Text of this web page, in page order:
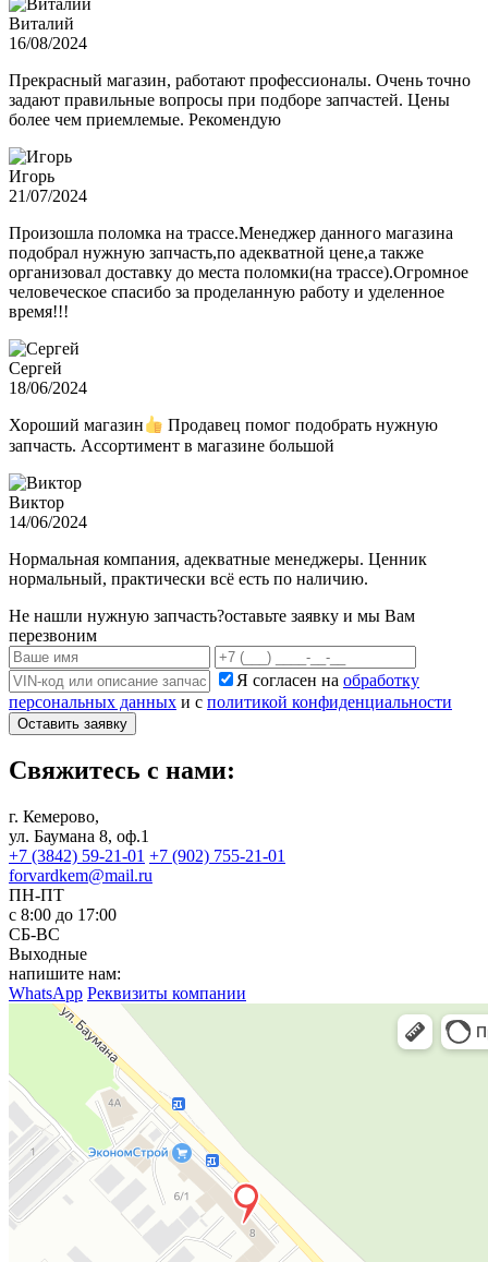
Виталий
16/08/2024
Прекрасный магазин, работают профессионалы. Очень точно
задают правильные вопросы при подборе запчастей. Цены
более чем приемлемые. Рекомендую
Игорь
21/07/2024
Произошла поломка на трассе.Менеджер данного магазина
подобрал нужную запчасть,по адекватной цене,а также
организовал доставку до места поломки(на трассе).Огромное
человеческое спасибо за проделанную работу и уделенное
время!!!
Сергей
18/06/2024
Хороший магазин
Продавец помог подобрать нужную
запчасть. Ассортимент в магазине большой
Виктор
14/06/2024
Нормальная компания, адекватные менеджеры. Ценник
нормальный, практически всё есть по наличию.
Не нашли нужную запчасть?оставьте заявку и мы Вам
перезвоним
Я согласен на обработку
персональных данных и с политикой конфиденциальности
Оставить заявку
Свяжитесь с нами:
г. Кемерово,
ул. Баумана 8, оф.1
+7 (3842) 59-21-01 +7 (902) 755-21-01
forvardkem@mail.ru
ПН-ПТ
с 8:00 до 17:00
СБ-ВС
Выходные
напишите нам:
WhatsApp Реквизиты компании